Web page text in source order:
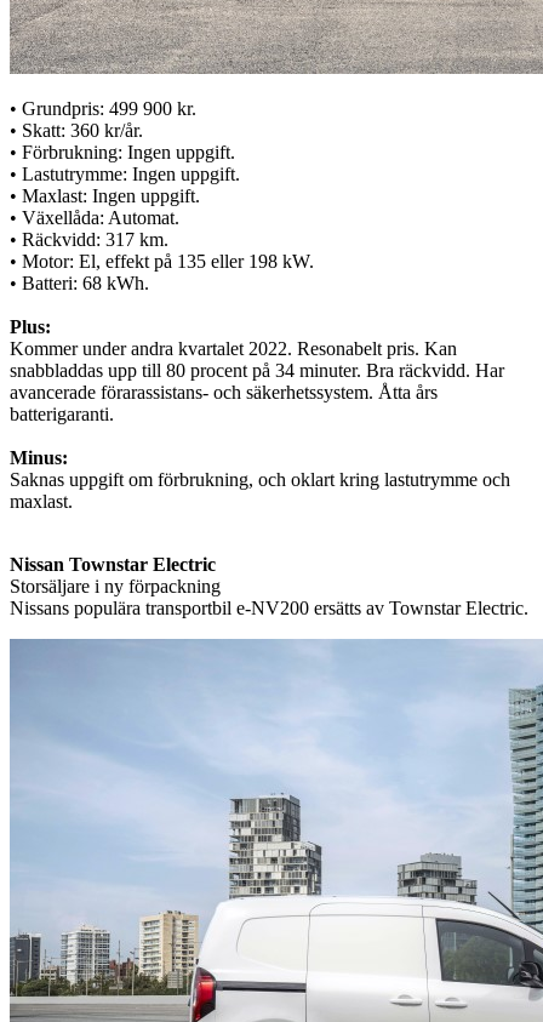
• Grundpris: 499 900 kr.
• Skatt: 360 kr/år.
• Förbrukning: Ingen uppgift.
• Lastutrymme: Ingen uppgift.
• Maxlast: Ingen uppgift.
• Växellåda: Automat.
• Räckvidd: 317 km.
• Motor: El, effekt på 135 eller 198 kW.
• Batteri: 68 kWh.
Plus:
Kommer under andra kvartalet 2022. Resonabelt pris. Kan
snabbladdas upp till 80 procent på 34 minuter. Bra räckvidd. Har
avancerade förarassistans- och säkerhetssystem. Åtta års
batterigaranti.
Minus:
Saknas uppgift om förbrukning, och oklart kring lastutrymme och
maxlast.
Nissan Townstar Electric
Storsäljare i ny förpackning
Nissans populära transportbil e-NV200 ersätts av Townstar Electric.